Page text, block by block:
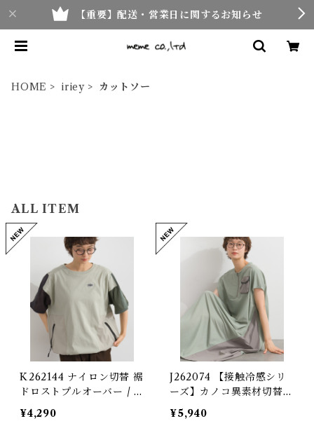
【重要】配送・営業日に関するお知らせ
HOME iriey カットソー
ALL ITEM
K262144 ナイロン切替 裾
ドロストプルオーバー / N
ylon-Panel Drawstring-
Hem Pullover
¥4,290
J262074 【接触冷感シリ
ーズ】カノコ異素材切替フ
ロントZIPワンピース / C
ool-Touch Piqué Mixe
¥5,940